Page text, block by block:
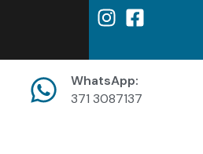
WhatsApp:
371 3087137